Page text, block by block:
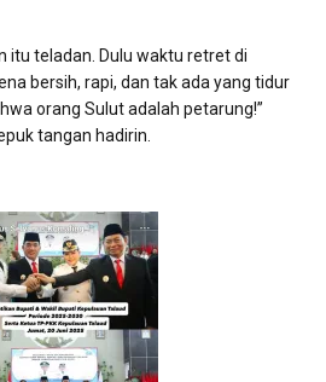
itu teladan. Dulu waktu retret di
bersih, rapi, dan tak ada yang tidur
orang Sulut adalah petarung!”
tangan hadirin.